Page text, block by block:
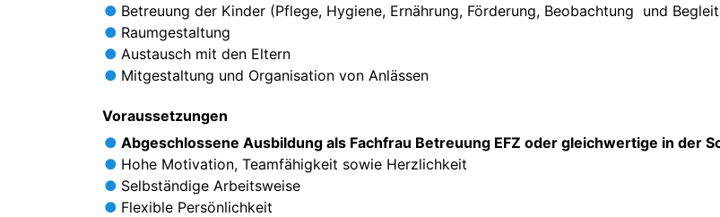
Betreuung der Kinder (Pflege, Hygiene, Ernährung, Förderung, Beobachtung und
Raumgestaltung
Austausch mit den Eltern
Mitgestaltung und Organisation von Anlässen
Voraussetzungen
Abgeschlossene Ausbildung als Fachfrau Betreuung EFZ oder gleichwertige in der
Hohe Motivation, Teamfähigkeit sowie Herzlichkeit
Selbständige Arbeitsweise
Flexible Persönlichkeit